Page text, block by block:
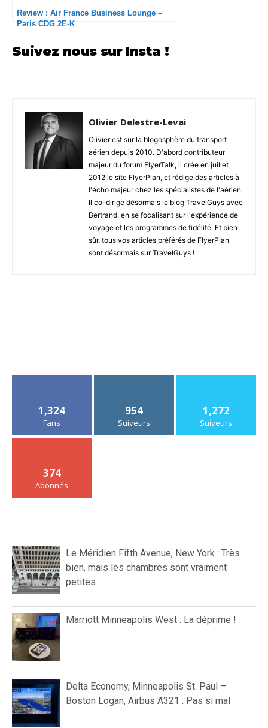
Review : Air France Business Lounge –
Paris CDG 2E-K
Suivez nous sur Insta !
Olivier Delestre-Levai
Olivier est sur la blogosphère du transport
aérien depuis 2010. D'abord contributeur
majeur du forum FlyerTalk, il crée en juillet
2012 le site FlyerPlan, et rédige des articles à
l'écho majeur chez les spécialistes de l'aérien.
Il co-dirige désormais le blog TravelGuys avec
Bertrand, en se focalisant sur l'expérience de
voyage et les programmes de fidélité. Et bien
sûr, tous vos articles préférés de FlyerPlan
sont désormais sur TravelGuys !
1,324
Fans
954
Suiveurs
1,272
Suiveurs
374
Abonnés
Le Méridien Fifth Avenue, New York : Très
bien, mais les chambres sont vraiment
petites
Marriott Minneapolis West : La déprime !
Delta Economy, Minneapolis St. Paul –
Boston Logan, Airbus A321 : Pas si mal